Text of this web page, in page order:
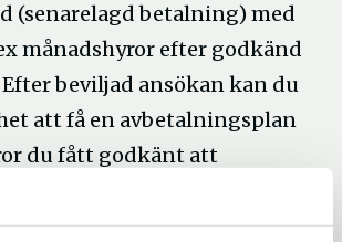
(senarelagd betalning) med
månadshyror efter godkänd
beviljad ansökan kan du
att få en avbetalningsplan
du fått godkänt att
betalningen för.
kan maximalt